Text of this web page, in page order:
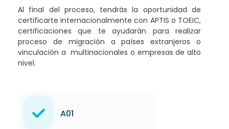
Al final del proceso, tendrás la oportunidad de
certificarte internacionalmente con APTIS o TOEIC,
certificaciones que te ayudarán para realizar
proceso de migración a países extranjeros o
vinculación a multinacionales o empresas de alto
nivel.
A01